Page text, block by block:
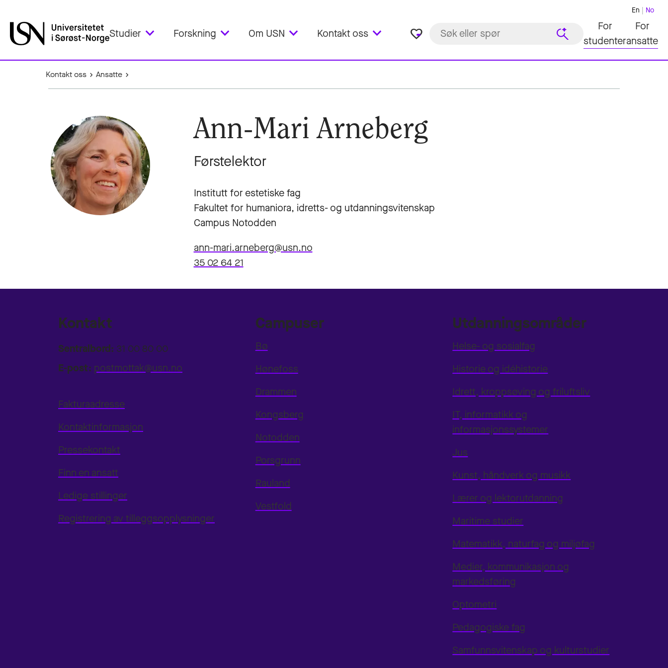
Studier Forskning Om USN Kontakt oss favorite_border
En No
For
studenter
For
ansatte
Kontakt oss Ansatte
Ann-Mari Arneberg
Førstelektor
Institutt for estetiske fag
Fakultet for humaniora, idretts- og utdanningsvitenskap
Campus Notodden
ann-mari.arneberg@usn.no
35 02 64 21
Kontakt
Sentralbord: 31 00 80 00
E-post: postmottak@usn.no
Fakturaadresse
Kontaktinformasjon
Pressekontakt
Finn en ansatt
Ledige stillinger
Registrering av tilleggsopplysninger
Campuser
Bø
Hønefoss
Drammen
Kongsberg
Notodden
Porsgrunn
Rauland
Vestfold
Utdanningsområder
Helse- og sosialfag
Historie og idéhistorie
Idrett, kroppsøving og friluftsliv
IT, informatikk og
informasjonssystemer
Jus
Kunst, håndverk og musikk
Lærer og lektorutdanning
Maritime studier
Matematikk, naturfag og miljøfag
Medier, kommunikasjon og
markedsføring
Optometri
Pedagogiske fag
Samfunnsvitenskap og kulturstudier